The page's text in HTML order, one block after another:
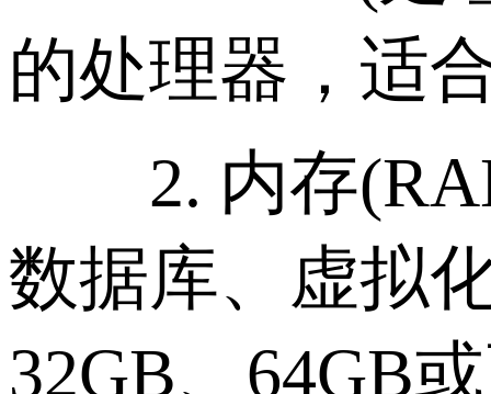
的处理器，适
2. 内存
数据库、虚拟
32GB、64GB